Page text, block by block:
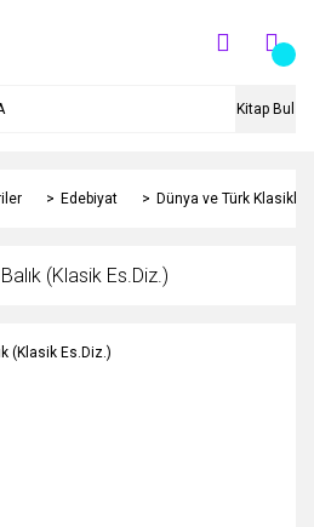
Kitap Bul
Edebiyat Dünya ve Türk Klasikleri
(Klasik Es.Diz.)